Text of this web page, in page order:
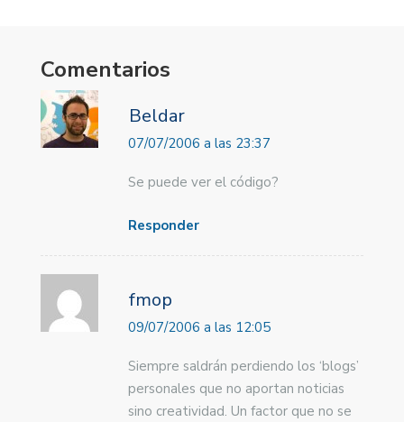
Comentarios
Beldar
07/07/2006 a las 23:37
Se puede ver el código?
Responder
fmop
09/07/2006 a las 12:05
Siempre saldrán perdiendo los ‘blogs’
personales que no aportan noticias
sino creatividad. Un factor que no se